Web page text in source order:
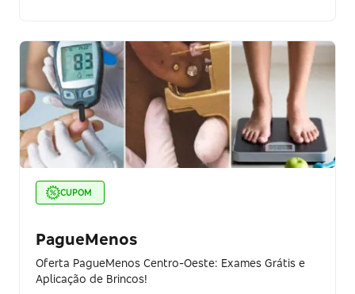
CUPOM
PagueMenos
Oferta PagueMenos Centro-Oeste: Exames Grátis e
Aplicação de Brincos!